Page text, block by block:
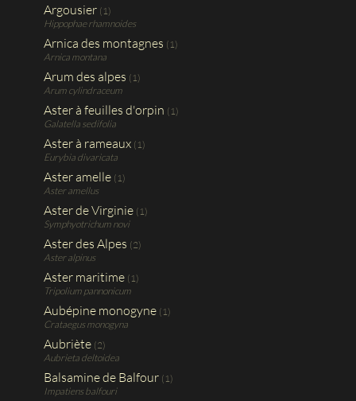
Argousier (1)
Hippophae rhamnoides
Arnica des montagnes (1)
Arnica montana
Arum des alpes (1)
Arum cylindraceum
Aster à feuilles d'orpin (1)
Galatella sedifolia
Aster à rameaux (1)
Eurybia divaricata
Aster amelle (1)
Aster amellus
Aster de Virginie (1)
Symphyotrichum novi
Aster des Alpes (2)
Aster alpinus
Aster maritime (1)
Tripolium pannonicum
Aubépine monogyne (1)
Crataegus monogyna
Aubriète (2)
Aubrieta deltoidea
Balsamine de Balfour (1)
Impatiens balfouri